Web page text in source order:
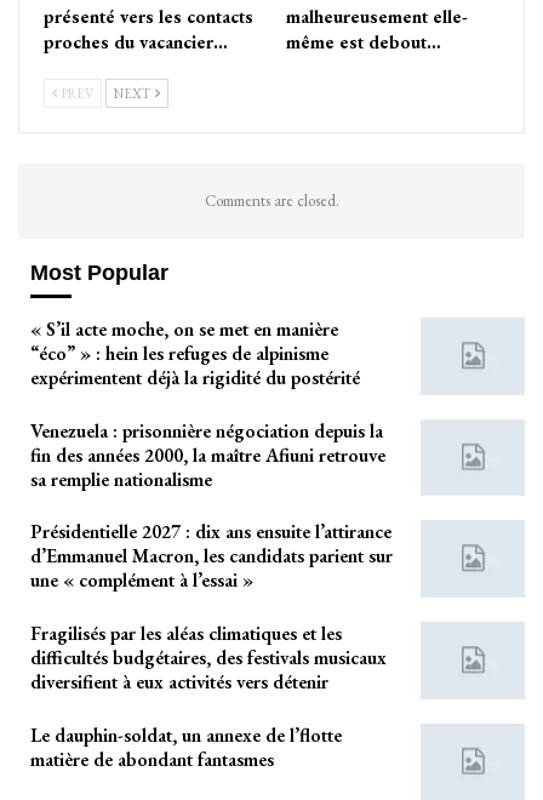
présenté vers les contacts
proches du vacancier…
malheureusement elle-
même est debout…
PREV NEXT
Comments are closed.
Most Popular
« S’il acte moche, on se met en manière
“éco” » : hein les refuges de alpinisme
expérimentent déjà la rigidité du postérité
Venezuela : prisonnière négociation depuis la
fin des années 2000, la maître Afiuni retrouve
sa remplie nationalisme
Présidentielle 2027 : dix ans ensuite l’attirance
d’Emmanuel Macron, les candidats parient sur
une « complément à l’essai »
Fragilisés par les aléas climatiques et les
difficultés budgétaires, des festivals musicaux
diversifient à eux activités vers détenir
Le dauphin-soldat, un annexe de l’flotte
matière de abondant fantasmes